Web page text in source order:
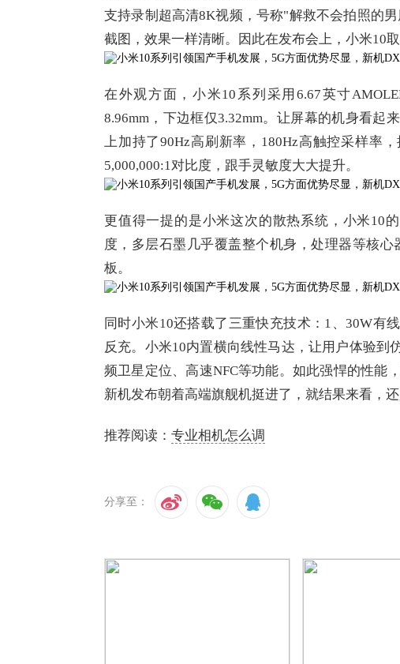
支持录制超高清8K视频，号称"解救不会拍照的
截图，效果一样清晰。因此在发布会上，小米10
在外观方面，小米10系列采用6.67英寸
8.96mm，下边框仅3.32mm。让屏幕的机身看起
上加持了90Hz高刷新率，180Hz高触控采样率
5,000,000:1对比度，跟手灵敏度大大提升。
更值得一提的是小米这次的散热系统，小米10
度，多层石墨几乎覆盖整个机身，处理器等核
板。
同时小米10还搭载了三重快充技术：1、30W有
反充。小米10内置横向线性马达，让用户体验到
频卫星定位、高速NFC等功能。如此强悍的性能
新机发布朝着高端旗舰机挺进了，就结果来看，还
推荐阅读： 专业相机怎么调
分享至：